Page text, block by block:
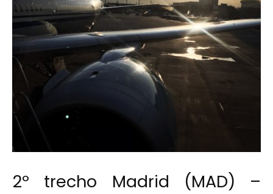
2º trecho Madrid (MAD) –